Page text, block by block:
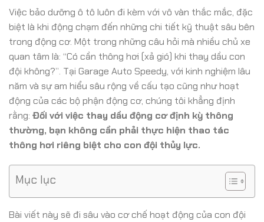
Việc bảo dưỡng ô tô luôn đi kèm với vô vàn thắc mắc, đặc
biệt là khi động chạm đến những chi tiết kỹ thuật sâu bên
trong động cơ. Một trong những câu hỏi mà nhiều chủ xe
quan tâm là: “Có cần thông hơi (xả gió) khi thay dầu con
đội không?”. Tại Garage Auto Speedy, với kinh nghiệm lâu
năm và sự am hiểu sâu rộng về cấu tạo cũng như hoạt
động của các bộ phận động cơ, chúng tôi khẳng định
rằng: Đối với việc thay dầu động cơ định kỳ thông
thường, bạn không cần phải thực hiện thao tác
thông hơi riêng biệt cho con đội thủy lực.
Mục lục
Bài viết này sẽ đi sâu vào cơ chế hoạt động của con đội